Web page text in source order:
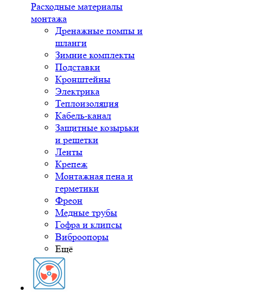
Расходные материалы
монтажа
Дренажные помпы и
шланги
Зимние комплекты
Подставки
Кронштейны
Электрика
Теплоизоляция
Кабель-канал
Защитные козырьки
и решетки
Ленты
Крепеж
Монтажная пена и
герметики
Фреон
Медные трубы
Гофра и клипсы
Виброопоры
Ещё